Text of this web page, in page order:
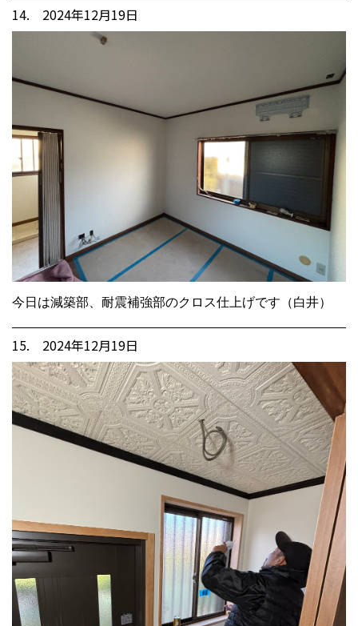
14. 2024年12月19日
今日は減築部、耐震補強部のクロス仕上げです（白井）
15. 2024年12月19日